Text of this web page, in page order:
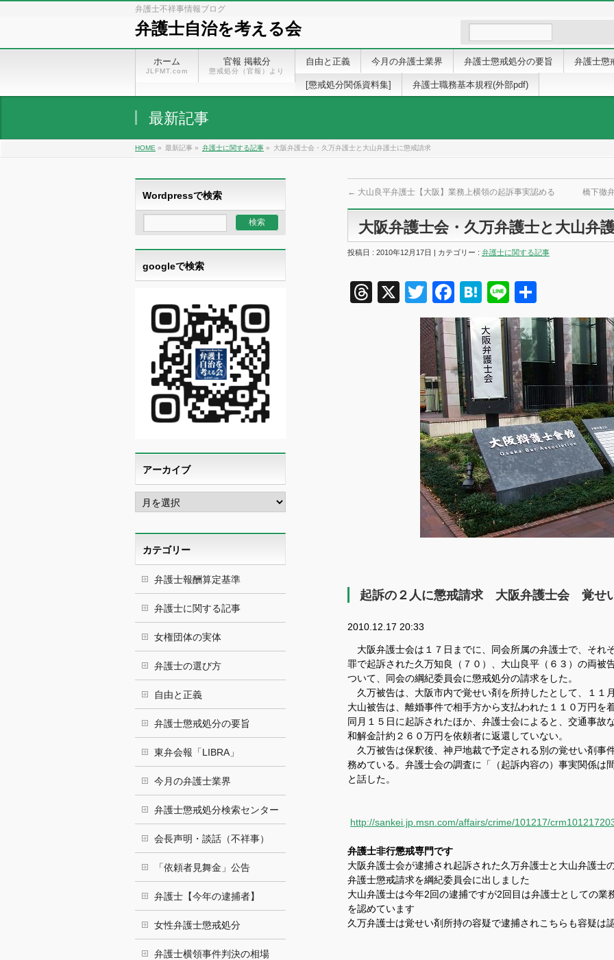
弁護士不祥事情報ブログ
弁護士自治を考える会
ホーム
JLFMT.com
官報 掲載分
懲戒処分（官報）より
自由と正義 今月の弁護士業界 弁護士懲戒処分の要旨 弁護士懲
[懲戒処分関係資料集] 弁護士職務基本規程(外部pdf)
最新記事
HOME » 最新記事 » 弁護士に関する記事 » 大阪弁護士会・久万弁護士と大山弁護士に懲戒請求
← 大山良平弁護士【大阪】業務上横領の起訴事実認める 橋下徹
大阪弁護士会・久万弁護士と大山弁
投稿日 : 2010年12月17日 | カテゴリー : 弁護士に関する記事
Threads
X TwitterFacebook
Hatena
Line
有
起訴の２人に懲戒請求 大阪弁護士会 覚せ
2010.12.17 20:33
大阪弁護士会は１７日までに、同会所属の弁護士で、それ
罪で起訴された久万知良（７０）、大山良平（６３）の両被
ついて、同会の綱紀委員会に懲戒処分の請求をした。
久万被告は、大阪市内で覚せい剤を所持したとして、１１
大山被告は、離婚事件で相手方から支払われた１１０万円を
同月１５日に起訴されたほか、弁護士会によると、交通事故
和解金計約２６０万円を依頼者に返還していない。
久万被告は保釈後、神戸地裁で予定される別の覚せい剤事
務めている。弁護士会の調査に「（起訴内容の）事実関係は
と話した。
http://sankei.jp.msn.com/affairs/crime/101217/
弁護士非行懲戒専門です
大阪弁護士会が逮捕され起訴された久万弁護士と大山弁護士
弁護士懲戒請求を綱紀委員会に出しました
大山弁護士は今年2回の逮捕ですが2回目は弁護士としての業
を認めています
久万弁護士は覚せい剤所持の容疑で逮捕されこちらも容疑は
Wordpressで検索
googleで検索
アーカイブ
ア
ー
イ
ブカテゴリー
弁護士報酬算定基準
弁護士に関する記事
女権団体の実体
弁護士の選び方
自由と正義
弁護士懲戒処分の要旨
東弁会報「LIBRA」
今月の弁護士業界
弁護士懲戒処分検索センター
会長声明・談話（不祥事）
「依頼者見舞金」公告
弁護士【今年の逮捕者】
女性弁護士懲戒処分
弁護士横領事件判決の相場